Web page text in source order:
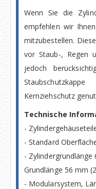
Wenn Sie die
empfehlen wir
mitzubestellen.
vor Staub-, Regen
jedoch
Kernziehschutz
Technische
-
- Standard
-
Grundlänge 56 mm
- Modularsystem,